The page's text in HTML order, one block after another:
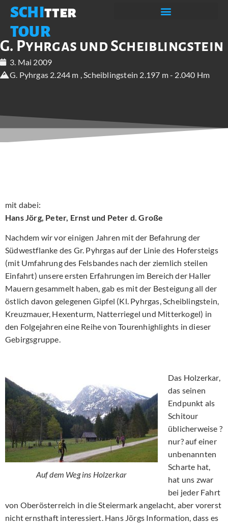
SCHItter
TOUR
G. Pyhrgas und Scheiblingstein
3. Mai 2009
G. Pyhrgas 2.244 m , Scheiblingstein 2.197 m - 2.040 Hm
mit dabei:
Hans Jörg, Peter, Ernst und Peter d. Große
Nachdem wir vor einigen Jahren mit der Befahrung der
Südwestflanke des Gr. Pyhrgas auf der Linie des Hofersteigs
(mit Umfahrung des Felsbandes nach der ziemlich steilen
Einfahrt) unsere ersten Erfahrungen im Bereich der Haller
Mauern gesammelt haben, gab es mit der Besteigung all der
östlich davon gelegenen Gipfel (Kl. Pyhrgas, Scheiblingstein,
Kreuzmauer, Hexenturm, Natterriegel und Mitterkogel) in
den Folgejahren eine Reihe von Tourenhighlights in dieser
Gebirgsgruppe.
Auf dem Weg ins Holzerkar
Das Holzerkar,
das seinen
Endpunkt als
Schitour
üblicherweise ?
nur? auf einer
unbenannten
Scharte hat,
hat uns zwar
bei jeder Fahrt
von Oberösterreich in die Steiermark angelacht, aber vorerst
nicht ernsthaft interessiert. Hans Jörgs Information, dass es